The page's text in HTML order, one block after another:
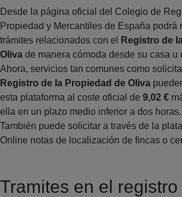
Desde la página oficial del Colegio de
Propiedad y Mercantiles de España podrá
trámites relacionados con el
Registro de
Oliva de manera cómoda desde su casa u
Ahora, servicios tan comunes como
Registro de la Propiedad de Oliva
esta plataforma al coste oficial de 9,02 €
ella en un plazo medio inferior a dos horas.
También puede solicitar a través de la
Online notas de localización de fincas o
Tramites en el registro